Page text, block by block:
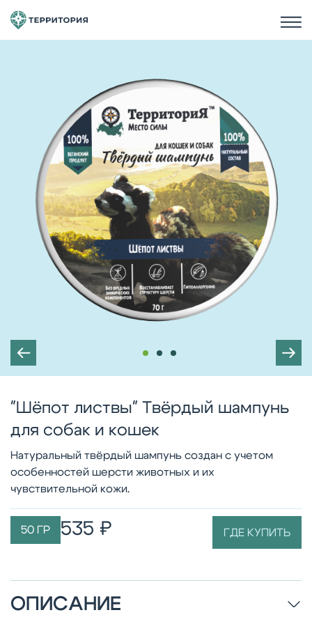
"Шёпот листвы" Твёрдый шампунь
для собак и кошек
Натуральный твёрдый шампунь создан с учетом
особенностей шерсти животных и их
чувствительной кожи.
50 ГР 535 ₽ ГДЕ КУПИТЬ
ОПИСАНИЕ